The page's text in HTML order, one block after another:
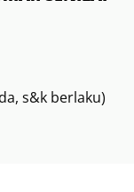
s&k berlaku)